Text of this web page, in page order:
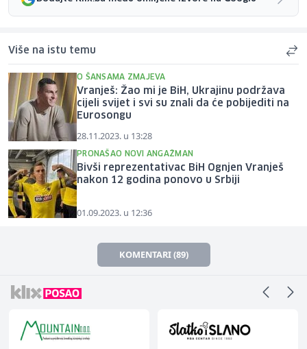
Više na istu temu
O ŠANSAMA ZMAJEVA
Vranješ: Žao mi je BiH, Ukrajinu podržava
cijeli svijet i svi su znali da će pobijediti na
Eurosongu
28.11.2023. u 13:28
PRONAŠAO NOVI ANGAŽMAN
Bivši reprezentativac BiH Ognjen Vranješ
nakon 12 godina ponovo u Srbiji
01.09.2023. u 12:36
KOMENTARI (89)